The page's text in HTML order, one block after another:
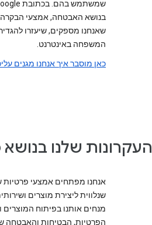
בנושא האבטחה, אמצעי הבקרה
שאנחנו מספקים, שיעזרו
המשפחה באינטרנט.
כאן מוסבר איך אנחנו מגנים
העקרונות שלנו
אנחנו מפתחים אמצעי פרטיות
שנלווית ליצירת מוצרים
מנחים אותנו בפיתוח
הפרטיות, הבטיחות והאבטחה